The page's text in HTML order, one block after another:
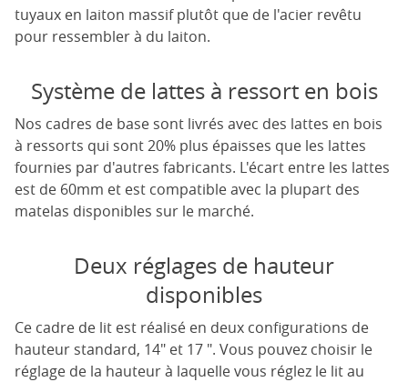
tuyaux en laiton massif plutôt que de l'acier revêtu
pour ressembler à du laiton.
Système de lattes à ressort en bois
Nos cadres de base sont livrés avec des lattes en bois
à ressorts qui sont 20% plus épaisses que les lattes
fournies par d'autres fabricants. L'écart entre les lattes
est de 60mm et est compatible avec la plupart des
matelas disponibles sur le marché.
Deux réglages de hauteur
disponibles
Ce cadre de lit est réalisé en deux configurations de
hauteur standard, 14" et 17 ". Vous pouvez choisir le
réglage de la hauteur à laquelle vous réglez le lit au